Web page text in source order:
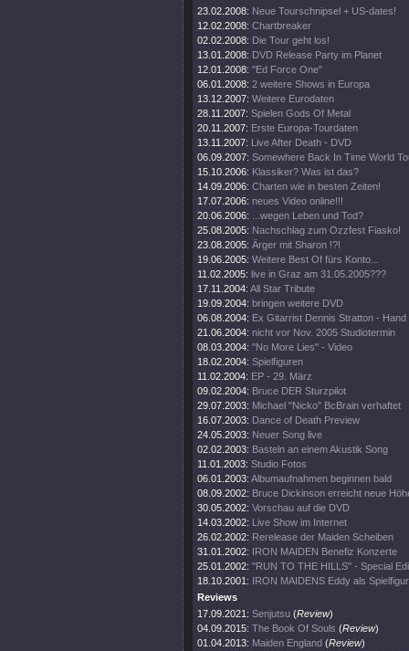
23.02.2008: Neue Tourschnipsel + US-dates!
12.02.2008: Chartbreaker
02.02.2008: Die Tour geht los!
13.01.2008: DVD Release Party im Planet
12.01.2008: "Ed Force One"
06.01.2008: 2 weitere Shows in Europa
13.12.2007: Weitere Eurodaten
28.11.2007: Spielen Gods Of Metal
20.11.2007: Erste Europa-Tourdaten
13.11.2007: Live After Death - DVD
06.09.2007: Somewhere Back In Time World
15.10.2006: Klassiker? Was ist das?
14.09.2006: Charten wie in besten Zeiten!
17.07.2006: neues Video online!!!
20.06.2006:
...wegen Leben und Tod?
25.08.2005: Nachschlag zum Ozzfest Fiasko!
23.08.2005: Ärger mit Sharon !?!
19.06.2005: Weitere Best Of fürs Konto...
11.02.2005: live in Graz am 31.05.2005???
17.11.2004: All Star Tribute
19.09.2004: bringen weitere DVD
06.08.2004: Ex Gitarrist Dennis Stratton -
21.06.2004: nicht vor Nov. 2005 Studiotermin
08.03.2004: "No More Lies" - Video
18.02.2004: Spielfiguren
11.02.2004: EP - 29. März
09.02.2004: Bruce DER Sturzpilot
29.07.2003: Michael "Nicko" BcBrain verhaftet
16.07.2003: Dance of Death Preview
24.05.2003: Neuer Song live
02.02.2003: Basteln an einem Akustik Song
11.01.2003: Studio Fotos
06.01.2003: Albumaufnahmen beginnen bald
08.09.2002: Bruce Dickinson erreicht neue
30.05.2002: Vorschau auf die DVD
14.03.2002: Live Show im Internet
26.02.2002: Rerelease der Maiden Scheiben
31.01.2002: IRON MAIDEN Benefiz Konzerte
25.01.2002: "RUN TO THE HILLS" - Special
18.10.2001: IRON MAIDENS Eddy als Spielfigur
Reviews
17.09.2021: Senjutsu (Review)
04.09.2015: The Book Of Souls (Review)
01.04.2013: Maiden England (Review)